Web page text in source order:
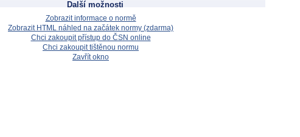
Další možnosti
Zobrazit informace o normě
Zobrazit HTML náhled na začátek normy (zdarma)
Chci zakoupit přístup do ČSN online
Chci zakoupit tištěnou normu
Zavřít okno